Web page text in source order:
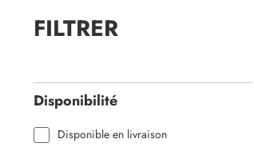
FILTRER
Disponibilité
Disponible en livraison